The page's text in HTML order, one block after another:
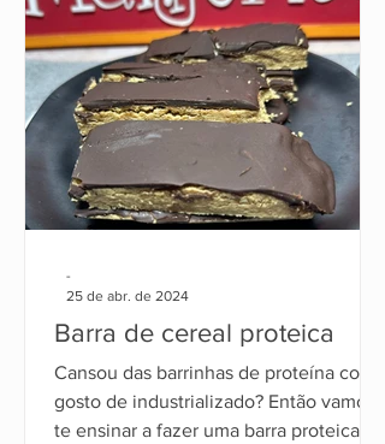
Barra de cereal proteica
Cansou das barrinhas de proteína com
gosto de industrializado? Então vamos
te ensinar a fazer uma barra proteica,
-
25 de abr. de 2024